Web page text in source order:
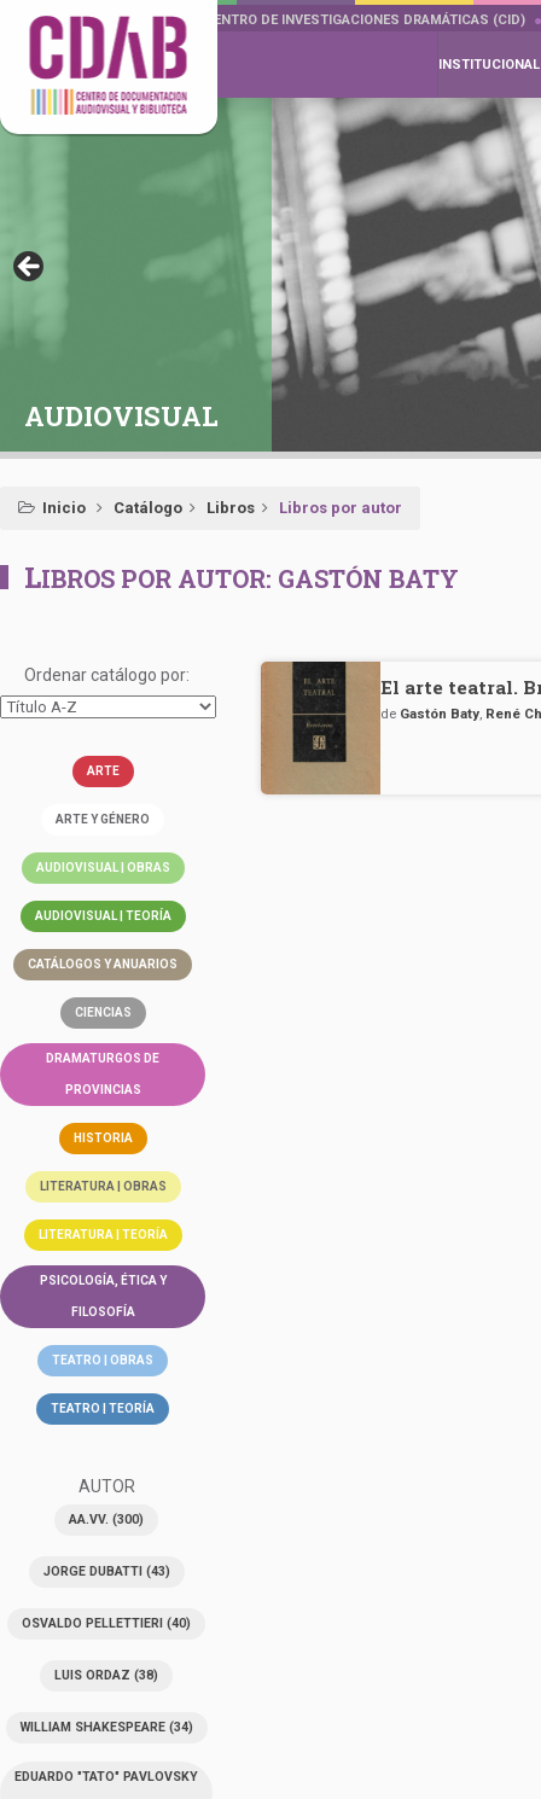
DOCUMENTA DRAMÁTICAS CENTRO DE INVESTIGACIONES DRAMÁTICAS (CID)
INSTITUCIONAL
AUDIOVISUAL
Inicio Catálogo Libros Libros por autor
LIBROS POR AUTOR: GASTÓN BATY
Ordenar catálogo por:
ARTE
ARTE Y GÉNERO
AUDIOVISUAL | OBRAS
AUDIOVISUAL | TEORÍA
CATÁLOGOS Y ANUARIOS
CIENCIAS
DRAMATURGOS DE
PROVINCIAS
HISTORIA
LITERATURA | OBRAS
LITERATURA | TEORÍA
PSICOLOGÍA, ÉTICA Y
FILOSOFÍA
TEATRO | OBRAS
TEATRO | TEORÍA
AUTOR
AA.VV. (300)
JORGE DUBATTI(43)
OSVALDO PELLETTIERI (40)
LUIS ORDAZ (38)
WILLIAM SHAKESPEARE(34)
EDUARDO "TATO" PAVLOVSKY
El arte teatral.
de Gastón Baty, René